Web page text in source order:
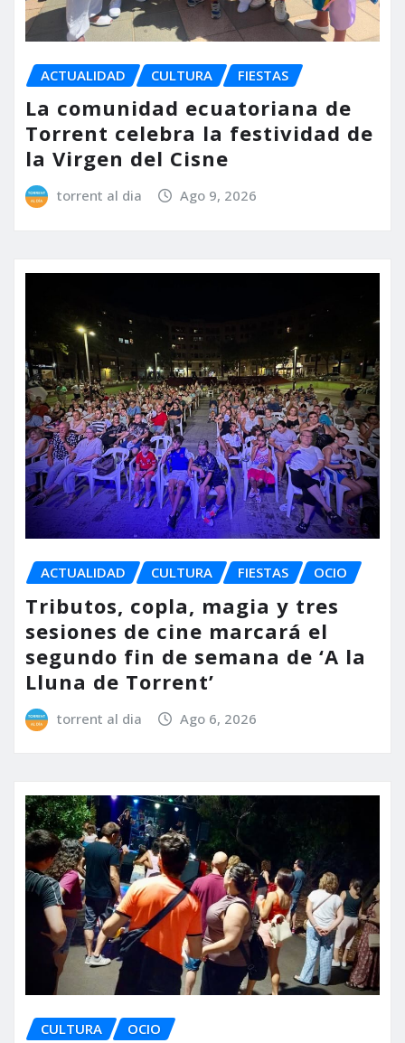
ACTUALIDAD CULTURA FIESTAS
La comunidad ecuatoriana de
Torrent celebra la festividad de
la Virgen del Cisne
torrent al dia Ago 9, 2026
ACTUALIDAD CULTURA FIESTAS OCIO
Tributos, copla, magia y tres
sesiones de cine marcará el
segundo fin de semana de ‘A la
Lluna de Torrent’
torrent al dia Ago 6, 2026
CULTURA OCIO